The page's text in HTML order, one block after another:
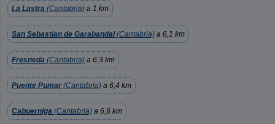
La Lastra (Cantabria) a 1 km
San Sebastian de Garabandal(Cantabria) a 6,1 km
Fresneda (Cantabria) a 6,3 km
Puente Pumar (Cantabria) a 6,4 km
Cabuerniga (Cantabria) a 6,6 km